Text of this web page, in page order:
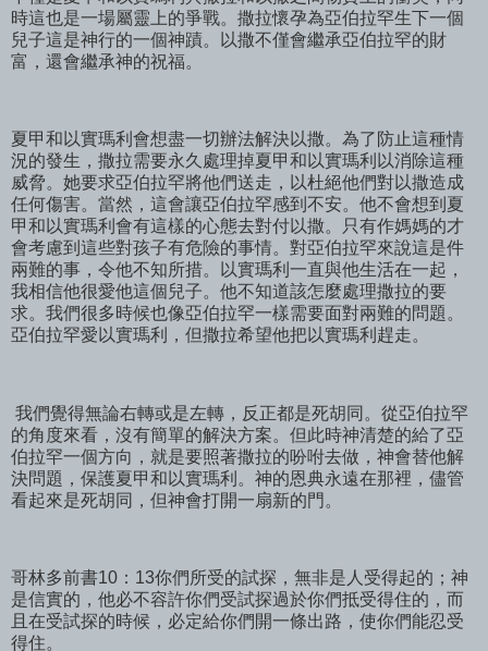
時這也是一場屬靈上的爭戰。撒拉懷孕為亞伯拉罕生下一個
兒子這是神行的一個神蹟。以撒不僅會繼承亞伯拉罕的財
富，還會繼承神的祝福。
夏甲和以實瑪利會想盡一切辦法解決以撒。為了防止這種情
況的發生，撒拉需要永久處理掉夏甲和以實瑪利以消除這種
威脅。她要求亞伯拉罕將他們送走，以杜絕他們對以撒造成
任何傷害。當然，這會讓亞伯拉罕感到不安。他不會想到夏
甲和以實瑪利會有這樣的心態去對付以撒。只有作媽媽的才
會考慮到這些對孩子有危險的事情。對亞伯拉罕來說這是件
兩難的事，令他不知所措。以實瑪利一直與他生活在一起，
我相信他很愛他這個兒子。他不知道該怎麼處理撒拉的要
求。我們很多時候也像亞伯拉罕一樣需要面對兩難的問題。
亞伯拉罕愛以實瑪利，但撒拉希望他把以實瑪利趕走。
我們覺得無論右轉或是左轉，反正都是死胡同。從亞伯拉罕
的角度來看，沒有簡單的解決方案。但此時神清楚的給了亞
伯拉罕一個方向，就是要照著撒拉的吩咐去做，神會替他解
決問題，保護夏甲和以實瑪利。神的恩典永遠在那裡，儘管
看起來是死胡同，但神會打開一扇新的門。
哥林多前書10：13你們所受的試探，無非是人受得起的；神
是信實的，他必不容許你們受試探過於你們抵受得住的，而
且在受試探的時候，必定給你們開一條出路，使你們能忍受
得住。